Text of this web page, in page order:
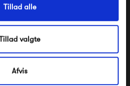
Tillad alle
valgte
Afvis